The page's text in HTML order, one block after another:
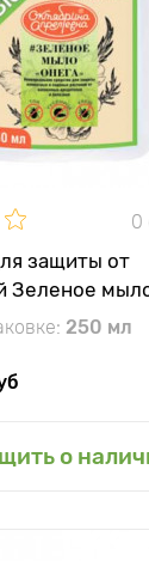
0
защиты от
Зеленое
250 мл
о